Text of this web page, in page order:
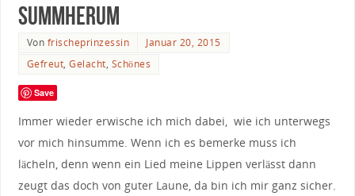
Summherum
Von frischeprinzessin
Januar 20, 2015
Gefreut,Gelacht, Schönes
Save
Immer wieder erwische ich mich dabei, wie ich unterwegs
vor mich hinsumme. Wenn ich es bemerke muss ich
lächeln, denn wenn ein Lied meine Lippen verlässt dann
zeugt das doch von guter Laune, da bin ich mir ganz sicher.